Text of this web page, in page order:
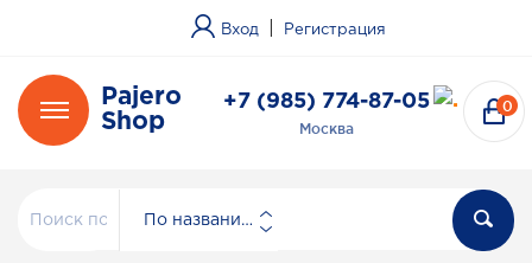
Вход Регистрация
Pajero
Shop
+7 (985) 774-87-05
Москва
0
По названию